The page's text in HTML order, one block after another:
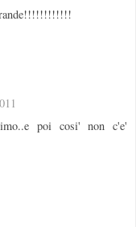
poi cosi' non c'e'